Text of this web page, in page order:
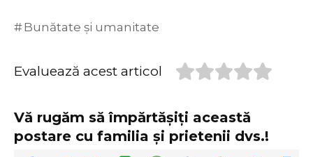
Bunătate și umanitate
Evaluează acest articol
Vă rugăm să împărtășiți această
postare cu familia și prietenii dvs.!